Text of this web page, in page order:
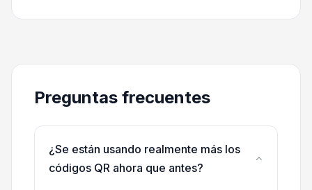
Preguntas frecuentes
¿Se están usando realmente más los
códigos QR ahora que antes?